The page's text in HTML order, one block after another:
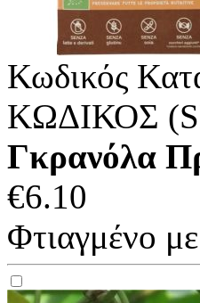
Κωδικός
ΚΩΔΙΚΟΣ
Γκρανόλα
€6.10
Φτιαγμένο